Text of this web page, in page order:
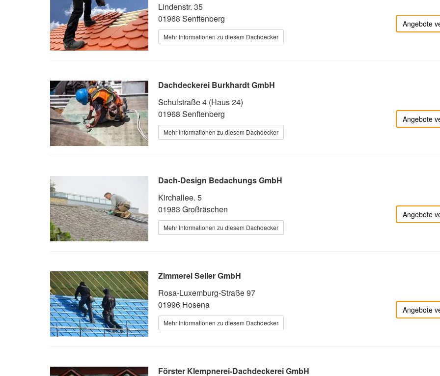
Lindenstr. 35
01968 Senftenberg
Mehr Informationen zu diesem Dachdecker
Angebote
Dachdeckerei Burkhardt GmbH
Schulstraße 4 (Haus 24)
01968 Senftenberg
Mehr Informationen zu diesem Dachdecker
Angebote
Dach-Design Bedachungs GmbH
Kirchallee. 5
01983 Großräschen
Mehr Informationen zu diesem Dachdecker
Angebote
Zimmerei Seiler GmbH
Rosa-Luxemburg-Straße 97
01996 Hosena
Mehr Informationen zu diesem Dachdecker
Angebote
Förster Klempnerei-Dachdeckerei GmbH